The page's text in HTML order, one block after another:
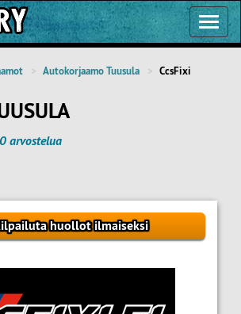
Autokorjaamo Tuusula CcsFixi
0 arvostelua
huollot ilmaiseksi